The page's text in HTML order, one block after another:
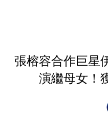
張榕容合作巨
演繼母女！